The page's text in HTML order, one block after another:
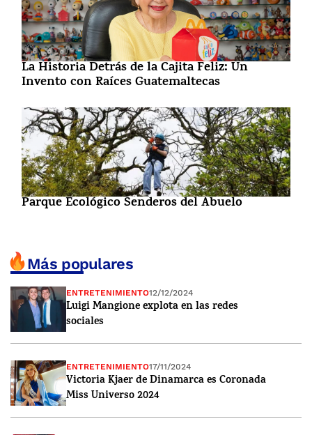
La Historia Detrás de la Cajita Feliz: Un
Invento con Raíces Guatemaltecas
Parque Ecológico Senderos del Abuelo
Más populares
ENTRETENIMIENTO12/12/2024
Luigi Mangione explota en las redes
sociales
ENTRETENIMIENTO17/11/2024
Victoria Kjaer de Dinamarca es Coronada
Miss Universo 2024